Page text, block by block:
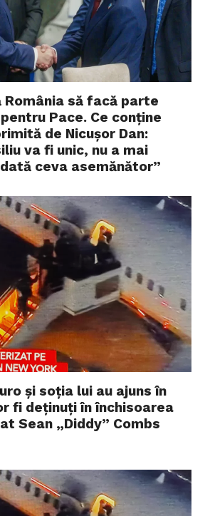
România să facă parte
Pace. Ce conține
de Nicușor Dan:
va fi unic, nu a mai
ceva asemănător”
și soția lui au ajuns în
fi deținuți în închisoarea
Sean „Diddy” Combs